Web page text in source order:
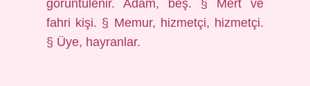
görüntülenir. Adam, beş. § Mert ve
fahri kişi. § Memur, hizmetçi, hizmetçi.
§ Üye, hayranlar.